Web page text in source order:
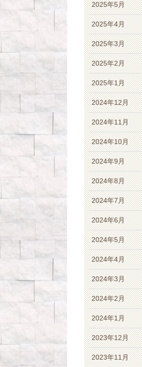
2025年5月
2025年4月
2025年3月
2025年2月
2025年1月
2024年12月
2024年11月
2024年10月
2024年9月
2024年8月
2024年7月
2024年6月
2024年5月
2024年4月
2024年3月
2024年2月
2024年1月
2023年12月
2023年11月